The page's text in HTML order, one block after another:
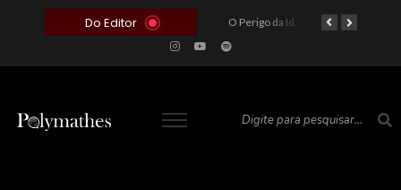
Do Editor
O Voto como Moeda: Clientelismo e o Analfabetismo Funcional Político no Brasil O Perigo da Ideologia Desenfreada na Justiça: Quando a Pauta Política Substitui a Pena Criminal